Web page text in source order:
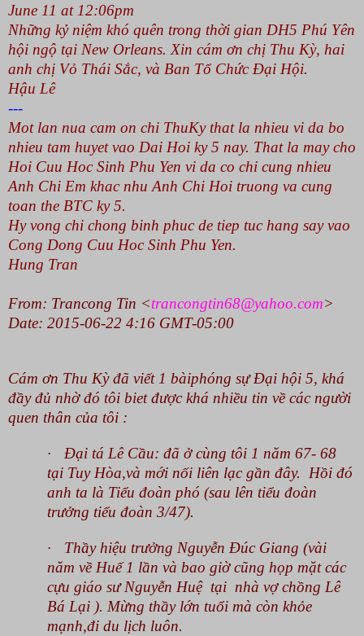
June 11 at 12:06pm
Những kỷ niệm khó quên trong thời gian DH5 Phú Yên
hội ngộ tại New Orleans. Xin cám ơn chị Thu Kỳ, hai
anh chị Vỏ Thái Sắc, và Ban Tổ Chức Đại Hội.
Hậu Lê
---
Mot lan nua cam on chi ThuKy that la nhieu vi da bo
nhieu tam huyet vao Dai Hoi ky 5 nay. That la may cho
Hoi Cuu Hoc Sinh Phu Yen vi da co chi cung nhieu
Anh Chi Em khac nhu Anh Chi Hoi truong va cung
toan the BTC ky 5.
Hy vong chi chong binh phuc de tiep tuc hang say vao
Cong Dong Cuu Hoc Sinh Phu Yen.
Hung Tran
From: Trancong Tin <trancongtin68@yahoo.com>
Date: 2015-06-22 4:16 GMT-05:00
Cám ơn Thu Kỳ đã viết 1 bàiphóng sự Đại hội 5, khá
đầy đủ nhờ đó tôi biet được khá nhiều tin về các người
quen thân của tôi :
·
Đại tá Lê Cầu: đã ở cùng tôi 1 năm 67- 68
tại Tuy Hòa,và mới nối liên lạc gần đây. Hồi đó
anh ta là Tiểu đoàn phó (sau lên tiểu đoàn
trưởng tiểu đoàn 3/47).
·
Thầy hiệu trưởng Nguyễn Đúc Giang (vài
năm về Huế 1 lần và bao giờ cũng họp mặt các
cựu giáo sư Nguyễn Huệ tại nhà vợ chồng Lê
Bá Lại ). Mừng thầy lớn tuổi mà còn khỏe
mạnh,đi du lịch luôn.